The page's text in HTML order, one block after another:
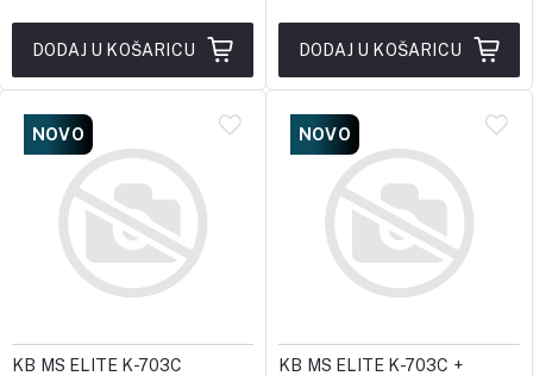
DODAJ U KOŠARICU DODAJ U KOŠARICU
NOVO
KB MS ELITE K-703C
NOVO
KB MS ELITE K-703C +